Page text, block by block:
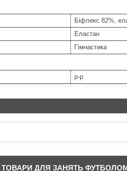
Біфлекс 82%,
Еластан
Гімнастика
р-р
ТОВАРИ ДЛЯ ЗАНЯТЬ